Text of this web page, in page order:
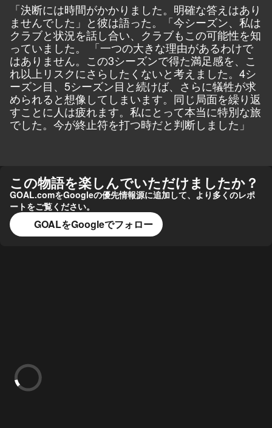
「決断には時間がかかりました。明確な答えはあり
ませんでした」と彼は語った。「今シーズン、私は
クラブと状況を話し合い、クラブもこの可能性を知
っていました。 「一つの大きな理由があるわけで
はありません。この3シーズンで得た満足感を、こ
れ以上リスクにさらしたくないと考えました。4シ
ーズン目、5シーズン目と続けば、さらに犠牲が求
められると想像してしまいます。同じ局面を繰り返
すことに人は疲れます。私にとって本当に特別な旅
でした。今が終止符を打つ時だと判断しました」
この物語を楽しんでいただけましたか？
GOAL.comをGoogleの優先情報源に追加して、より多くのレポ
ートをご覧ください。
GOALをGoogleでフォロー